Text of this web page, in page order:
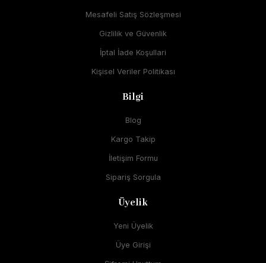
Mesafeli Satış Sözleşmesi
Gizlilik ve Güvenlik
İptal İade Koşullari
Kişisel Veriler Politikası
Bilgi
Blog
Kargo Takip
İletişim Formu
Sipariş Sorgula
Üyelik
Yeni Üyelik
Üye Girişi